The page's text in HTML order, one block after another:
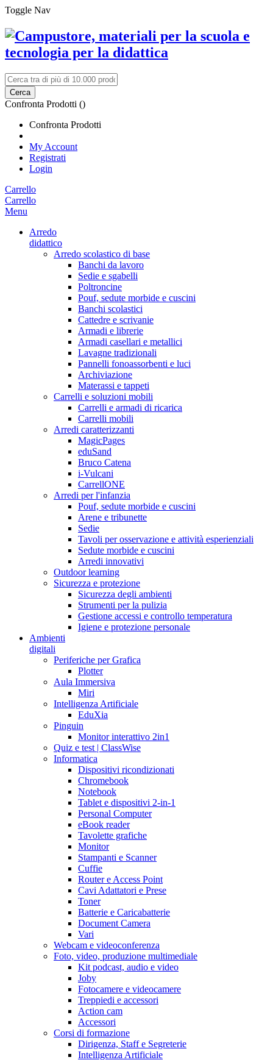
Toggle Nav
Cerca
Confronta Prodotti ()
Confronta Prodotti
My Account
Registrati
Login
Carrello
Carrello
Menu
Arredo
didattico
Arredo scolastico di base
Banchi da lavoro
Sedie e sgabelli
Poltroncine
Pouf, sedute morbide e cuscini
Banchi scolastici
Cattedre e scrivanie
Armadi e librerie
Armadi casellari e metallici
Lavagne tradizionali
Pannelli fonoassorbenti e luci
Archiviazione
Materassi e tappeti
Carrelli e soluzioni mobili
Carrelli e armadi di ricarica
Carrelli mobili
Arredi caratterizzanti
MagicPages
eduSand
Bruco Catena
i-Vulcani
CarrellONE
Arredi per l'infanzia
Pouf, sedute morbide e cuscini
Arene e tribunette
Sedie
Tavoli per osservazione e attività esperienziali
Sedute morbide e cuscini
Arredi innovativi
Outdoor learning
Sicurezza e protezione
Sicurezza degli ambienti
Strumenti per la pulizia
Gestione accessi e controllo temperatura
Igiene e protezione personale
Ambienti
digitali
Periferiche per Grafica
Plotter
Aula Immersiva
Miri
Intelligenza Artificiale
EduXia
Pinguin
Monitor interattivo 2in1
Quiz e test | ClassWise
Informatica
Dispositivi ricondizionati
Chromebook
Notebook
Tablet e dispositivi 2-in-1
Personal Computer
eBook reader
Tavolette grafiche
Monitor
Stampanti e Scanner
Cuffie
Router e Access Point
Cavi Adattatori e Prese
Toner
Batterie e Caricabatterie
Document Camera
Vari
Webcam e videoconferenza
Foto, video, produzione multimediale
Kit podcast, audio e video
Joby
Fotocamere e videocamere
Treppiedi e accessori
Action cam
Accessori
Corsi di formazione
Dirigenza, Staff e Segreterie
Intelligenza Artificiale